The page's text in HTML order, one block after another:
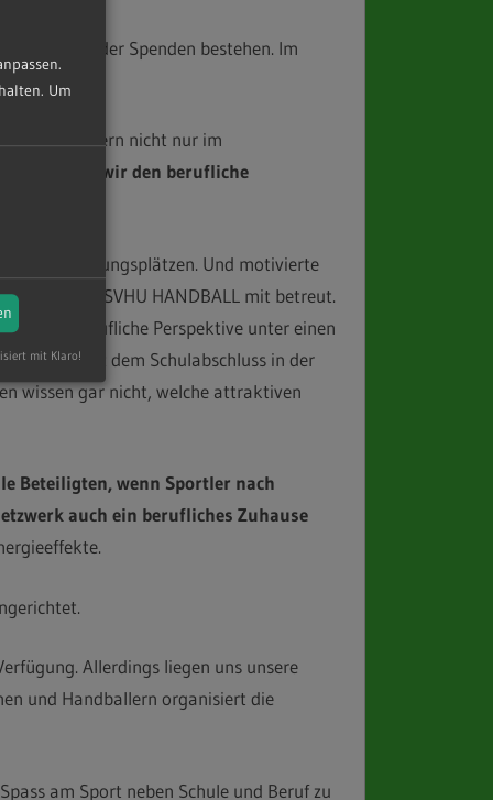
oder Spenden bestehen. Im
und Sportlern nicht nur im
möchten wir den berufliche
Ausbildungsplätzen. Und motivierte
im SVHU HANDBALL mit betreut.
und berufliche Perspektive unter einen
sie mit dem Schulabschluss in der
wissen gar nicht, welche attraktiven
Beteiligten, wenn Sportler nach
auch ein berufliches Zuhause
Allerdings liegen uns unsere
und Handballern organisiert die
am Sport neben Schule und Beruf zu
Um
mit Klaro!